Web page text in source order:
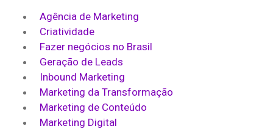
Agência de Marketing
Criatividade
Fazer negócios no Brasil
Geração de Leads
Inbound Marketing
Marketing da Transformação
Marketing de Conteúdo
Marketing Digital